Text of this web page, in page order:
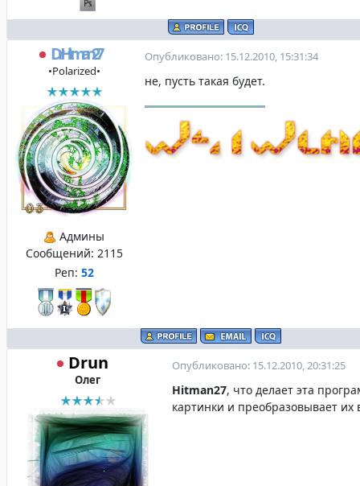
DrHitman27
•Polarized•
Админы
Сообщений: 2115
Реп: 52
Опубликовано: 15.12.2010, 15:31:34
не, пусть такая будет.
Drun
Олег
Опубликовано: 15.12.2010, 20:31:25
Hitman27, что делает эта
картинки и преобразовывает их